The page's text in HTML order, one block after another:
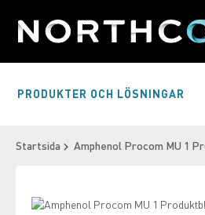
Skip
PRODUKTER OCH LÖSNINGAR
Startsida Amphenol Procom MU 1
Skip